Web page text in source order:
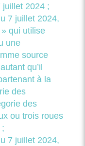
2024 ;
7 juillet 2024,
qui utilise
une
source
qu’il
à la
des
des
ou trois roues
7 juillet 2024,